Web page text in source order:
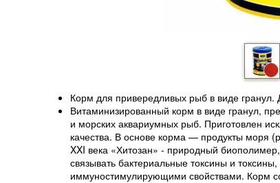
Корм для привередливых рыб в виде
Витаминизированный корм в виде гранул,
и морских аквариумных рыб. Приготовлен
качества. В основе корма — продукты моря
XXI века «Хитозан» - природный
связывать бактериальные токсины и
иммуностимулирующими свойствами. Корм